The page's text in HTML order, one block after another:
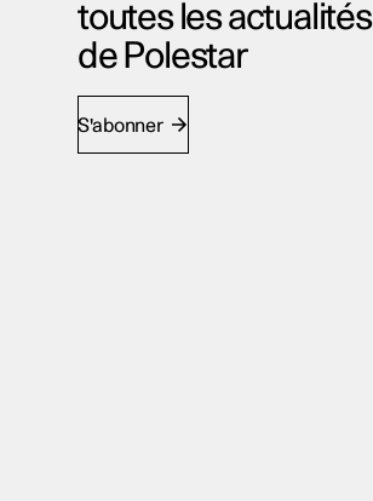
toutes les actualités
de Polestar
S'abonner